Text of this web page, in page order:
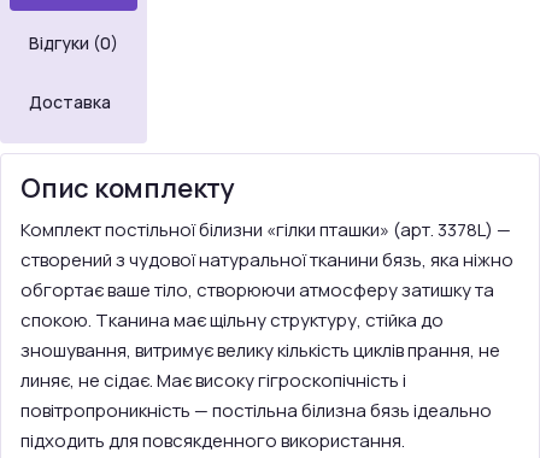
Відгуки (0)
Доставка
Опис комплекту
Комплект постільної білизни «гілки пташки» (арт. 3378L) —
створений з чудової натуральної тканини бязь, яка ніжно
обгортає ваше тіло, створюючи атмосферу затишку та
спокою. Тканина має щільну структуру, стійка до
зношування, витримує велику кількість циклів прання, не
линяє, не сідає. Має високу гігроскопічність і
повітропроникність — постільна білизна бязь ідеально
підходить для повсякденного використання.